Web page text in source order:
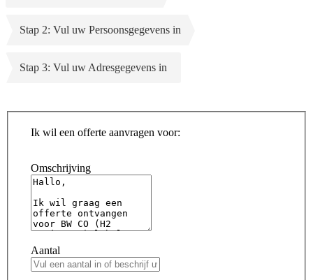
Stap 2: Vul uw Persoonsgegevens in
Stap 3: Vul uw Adresgegevens in
Ik wil een offerte aanvragen voor:
Omschrijving
Aantal